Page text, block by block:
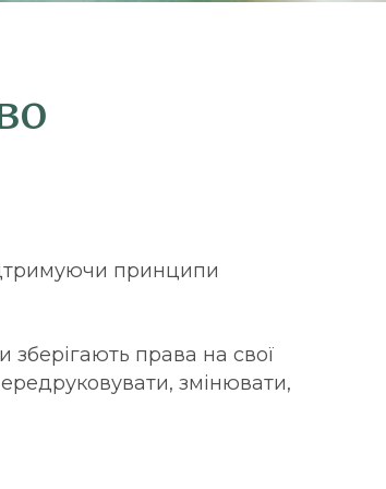
принципи
права на свої
змінювати,